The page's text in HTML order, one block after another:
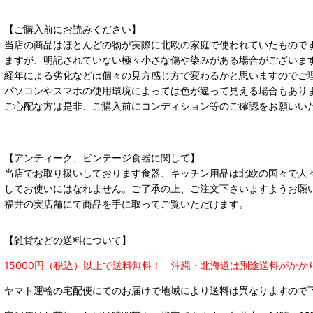
【ご購入前にお読みください】
当店の商品はほとんどの物が実際に北欧の家庭で使われていたもの
ますが、明記されていない極々小さな傷や染みがある場合がござい
経年による劣化などは個々の見方感じ方で変わるかと思いますのでご
パソコンやスマホの使用環境によっては色が違って見える場合もあ
ご心配な方は是非、ご購入前にコンディション等のご確認をお願い
【アンティーク、ビンテージ食器に関して】
当店でお取り扱いしております食器、キッチン用品は北欧の国々で
してお使いにはなれません。ご了承の上、ご注文下さいますようお願
福井の実店舗にて商品を手に取ってご覧いただけます。
【雑貨などの送料について】
15000円（税込）以上で送料無料！ 沖縄・北海道は別途送料がかか
ヤマト運輸の宅配便にてのお届けで地域により送料は異なりますので